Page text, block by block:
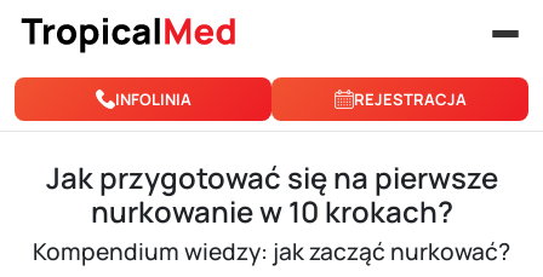
Przejdź do treści
INFOLINIA REJESTRACJA
Jak przygotować się na pierwsze
nurkowanie w 10 krokach?
Kompendium wiedzy: jak zacząć nurkować?